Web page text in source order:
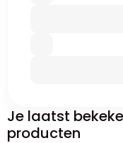
Je laatst
producten